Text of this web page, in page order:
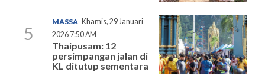
5
MASSA Khamis, 29 Januari
2026 7:50 AM
Thaipusam: 12
persimpangan jalan di
KL ditutup sementara